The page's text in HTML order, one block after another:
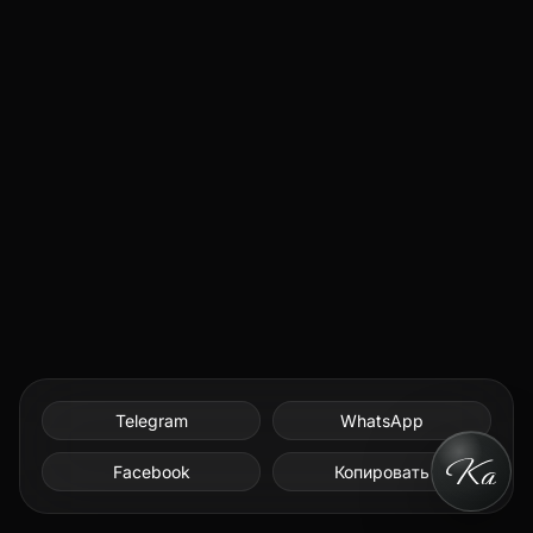
Telegram WhatsApp
Facebook Копировать